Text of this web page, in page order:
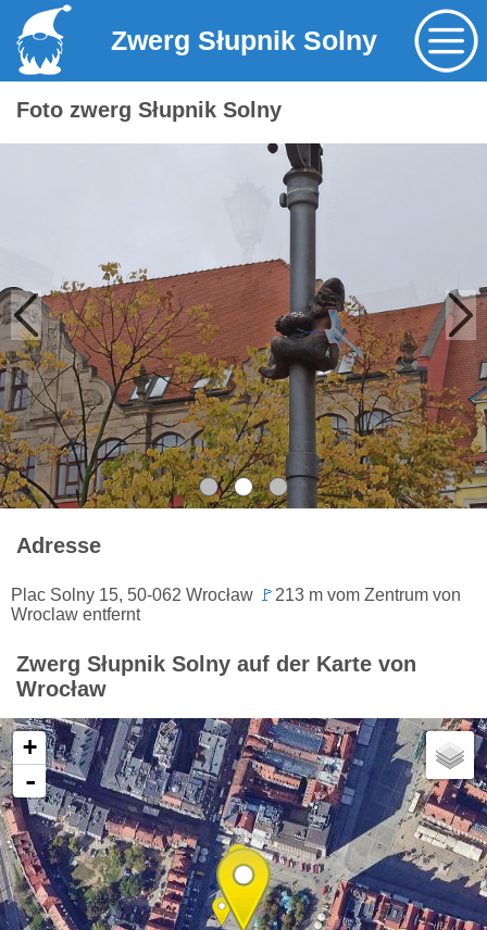
Zwerg Słupnik Solny
Foto zwerg Słupnik Solny
Adresse
Plac Solny 15, 50-062 Wrocław 🚩 213 m vom Zentrum von
Wroclaw entfernt
Zwerg Słupnik Solny auf der Karte von
Wrocław
+
-